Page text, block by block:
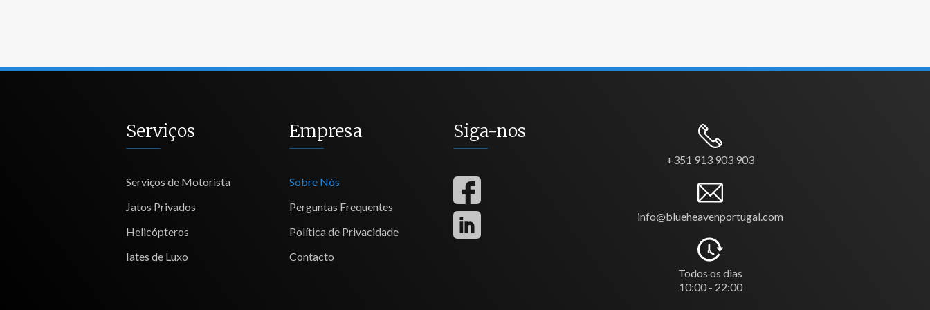
Serviços
Serviços de Motorista
Jatos Privados
Helicópteros
Iates de Luxo
Empresa
Sobre Nós
Perguntas Frequentes
Política de Privacidade
Contacto
Siga-nos
+351 913 903 903
info@blueheavenportugal.com
Todos os dias
10:00 - 22:00